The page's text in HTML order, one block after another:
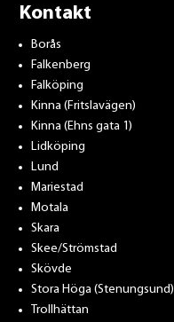
Kontakt
Borås
Falkenberg
Falköping
Kinna (Fritslavägen)
Kinna (Ehns gata 1)
Lidköping
Lund
Mariestad
Motala
Skara
Skee/Strömstad
Skövde
Stora Höga (Stenungsund)
Trollhättan